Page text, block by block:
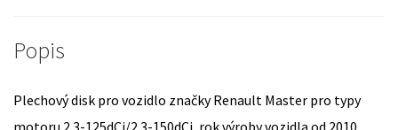
Popis
Plechový disk pro vozidlo značky Renault Master pro typy